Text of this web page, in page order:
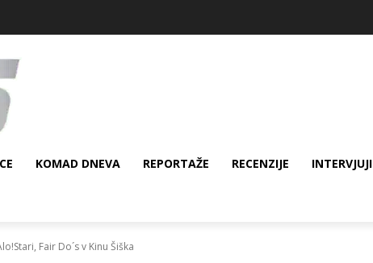
KOMAD DNEVA REPORTAŽE RECENZIJE INTERVJUJI
Fair Do´s v Kinu Šiška